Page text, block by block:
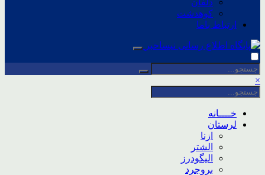
دلفان
کوهدشت
ارتباط باما
×
خــــانه
لرستان
ازنا
الشتر
الیگودرز
بروجرد